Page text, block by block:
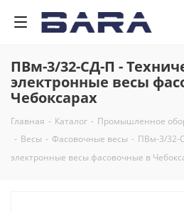
ПВм-3/32-СД-П -
электронные весы
Чебоксарах
Главная - Каталог - Промышленное
- Весы - Фасовочные весы - ПВм-3/32-
электронные весы фасовочные в